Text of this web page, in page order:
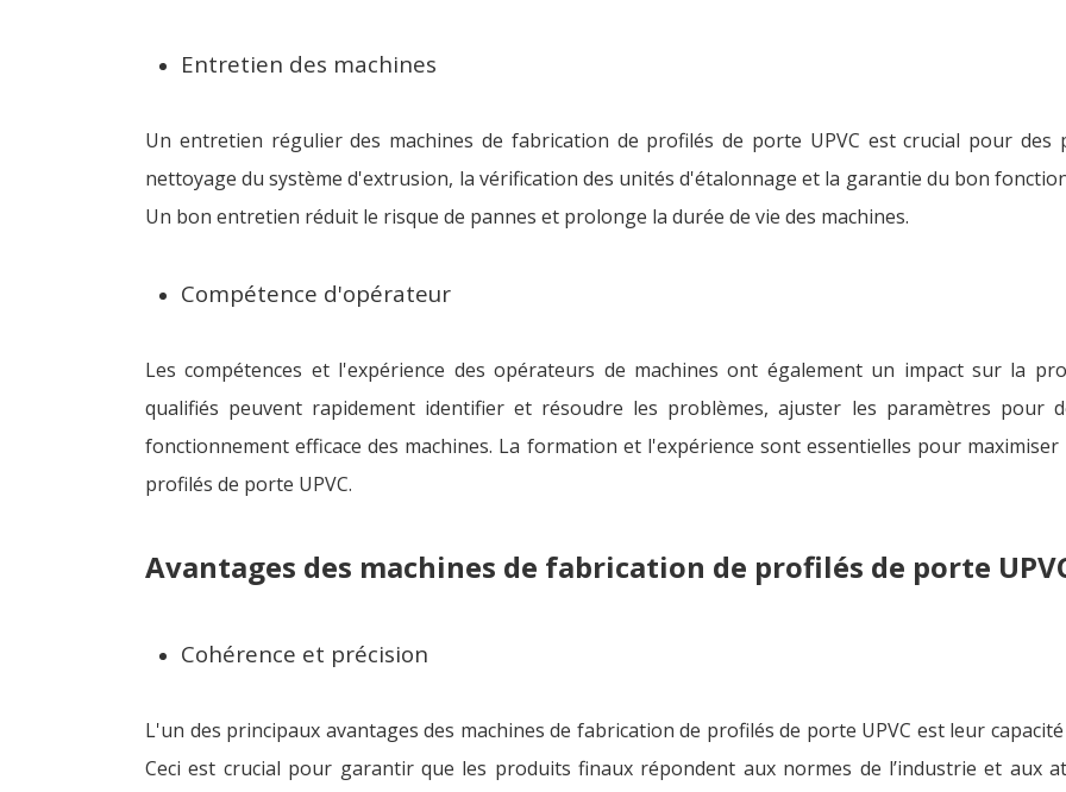
Entretien des machines
Un entretien régulier des machines de fabrication de profilés de porte UPVC est crucial pour des
nettoyage du système d'extrusion, la vérification des unités d'étalonnage et la garantie du bon
Un bon entretien réduit le risque de pannes et prolonge la durée de vie des machines.
Compétence d'opérateur
Les compétences et l'expérience des opérateurs de machines ont également un impact sur la
qualifiés peuvent rapidement identifier et résoudre les problèmes, ajuster les paramètres pour
fonctionnement efficace des machines. La formation et l'expérience sont essentielles pour
profilés de porte UPVC.
Avantages des machines de fabrication de profilés de porte
Cohérence et précision
L'un des principaux avantages des machines de fabrication de profilés de porte UPVC est leur
Ceci est crucial pour garantir que les produits finaux répondent aux normes de l’industrie et aux